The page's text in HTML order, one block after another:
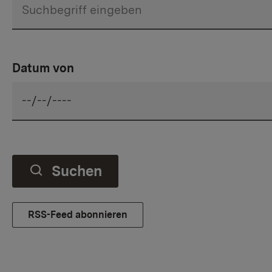
Datum von
Suchen
RSS-Feed abonnieren